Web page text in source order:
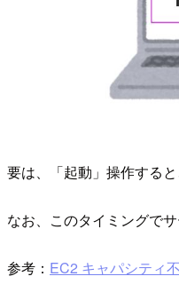
要は、「起動」操作する
なお、このタイミングで
参考： EC2 キャパシティ